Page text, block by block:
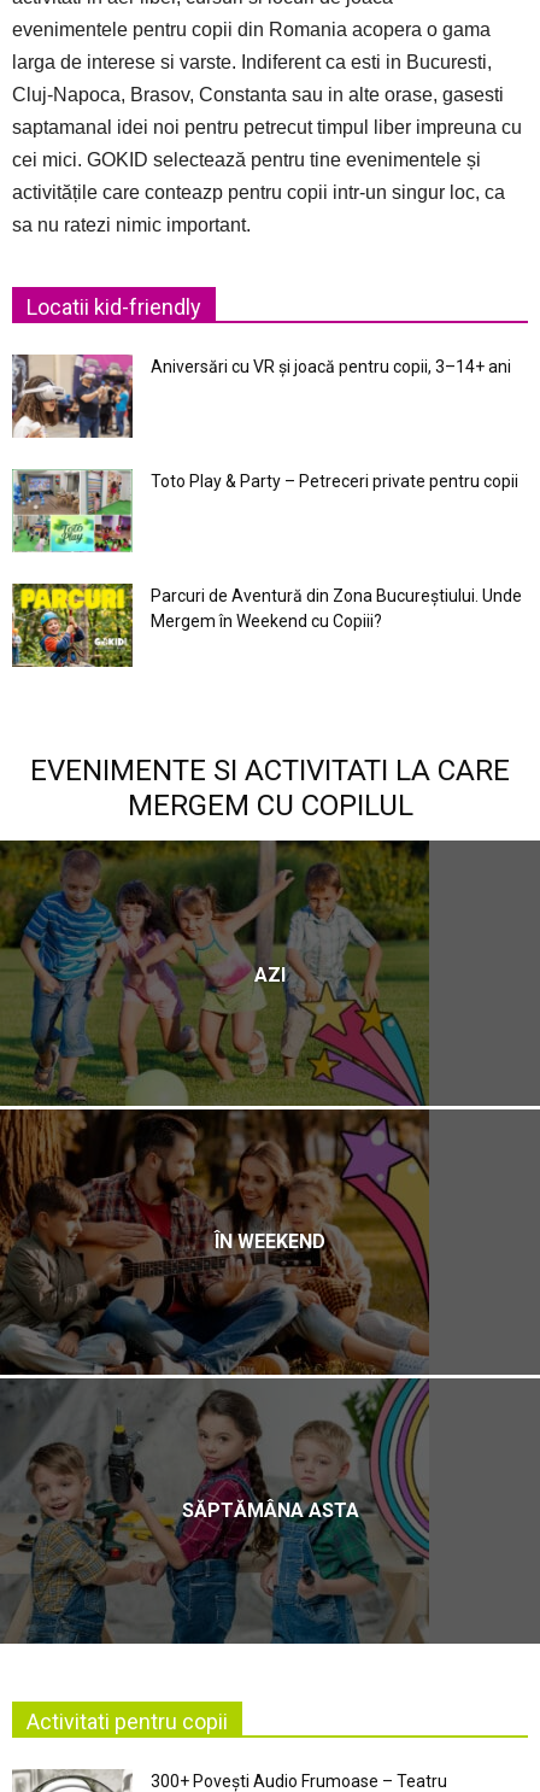
evenimentele pentru copii din Romania acopera o gama
larga de interese si varste. Indiferent ca esti in Bucuresti,
Cluj-Napoca, Brasov, Constanta sau in alte orase, gasesti
saptamanal idei noi pentru petrecut timpul liber impreuna cu
cei mici. GOKID selectează pentru tine evenimentele și
activitățile care conteazp pentru copii intr-un singur loc, ca
sa nu ratezi nimic important.
Locatii kid-friendly
Aniversări cu VR și joacă pentru copii, 3–14+ ani
Toto Play & Party – Petreceri private pentru copii
Parcuri de Aventură din Zona Bucureştiului. Unde
Mergem în Weekend cu Copiii?
EVENIMENTE SI ACTIVITATI LA CARE
MERGEM CU COPILUL
AZI
ÎN WEEKEND
SĂPTĂMÂNA ASTA
Activitati pentru copii
300+ Povești Audio Frumoase – Teatru